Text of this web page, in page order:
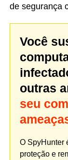
de segurança
Você
outras
seu
O SpyHunter
proteção e